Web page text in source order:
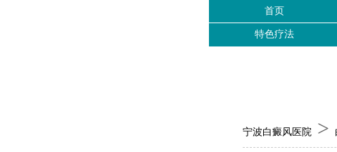
首页
特色疗法
宁波白癜风医院 >